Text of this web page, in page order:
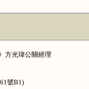
方光瑋公關經理
號B1)